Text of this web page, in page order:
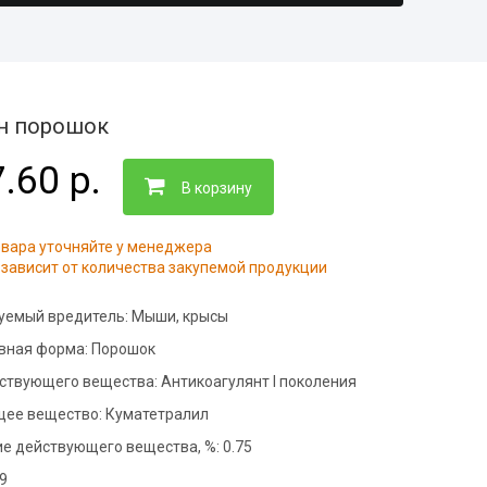
ферм
кондитерского
на молочных
общежитий
медицинских
бань и саун
офисов
порошок
р. В корзину
уточняйте у менеджера
от количества закупемой продукции
вредитель: Мыши, крысы
форма: Порошок
вещества: Антикоагулянт I поколения
вещество: Куматетралил
действующего вещества, %: 0.75